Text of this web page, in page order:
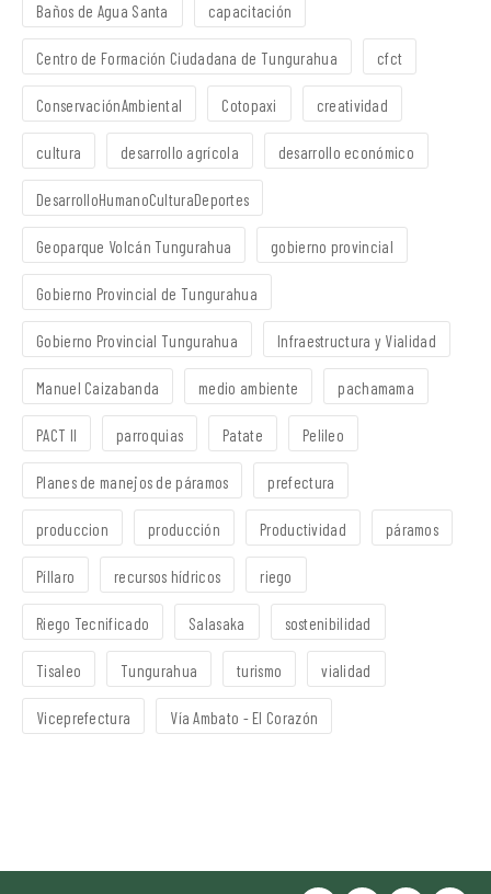
Baños de Agua Santa capacitación
Centro de Formación Ciudadana de Tungurahua cfct
ConservaciónAmbiental Cotopaxi creatividad
cultura desarrollo agrícola desarrollo económico
DesarrolloHumanoCulturaDeportes
Geoparque Volcán Tungurahua gobierno provincial
Gobierno Provincial de Tungurahua
Gobierno Provincial Tungurahua Infraestructura y Vialidad
Manuel Caizabanda medio ambiente pachamama
PACT II parroquias Patate Pelileo
Planes de manejos de páramos prefectura
produccion producción Productividad páramos
Píllaro recursos hídricos riego
Riego Tecnificado Salasaka sostenibilidad
Tisaleo Tungurahua turismo vialidad
Viceprefectura Vía Ambato - El Corazón